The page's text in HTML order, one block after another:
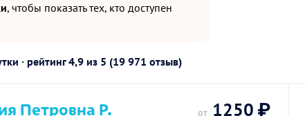
, чтобы показать тех, кто доступен
· рейтинг4,9 из 5 (19 971 отзыв)
Петровна Р. от 1250 ₽